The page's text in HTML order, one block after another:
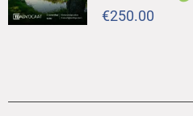
/
DETAILS
€250.00